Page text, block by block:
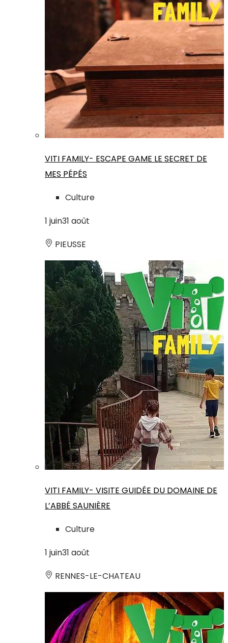
VITI FAMILY- ESCAPE GAME LE SECRET DE
MES PÉPÉS
Culture
1 juin31 août
PIEUSSE
VITI FAMILY- VISITE GUIDÉE DU DOMAINE DE
L’ABBÉ SAUNIÈRE
Culture
1 juin31 août
RENNES-LE-CHATEAU